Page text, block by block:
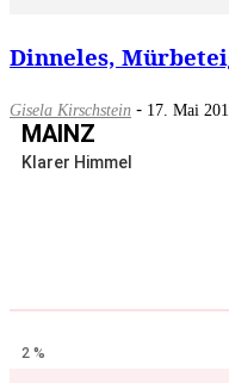
Dinneles,
Gisela Kirschstein - 17. Mai
MAINZ
Klarer Himmel
2 %